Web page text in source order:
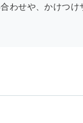
わせや、かけつけ